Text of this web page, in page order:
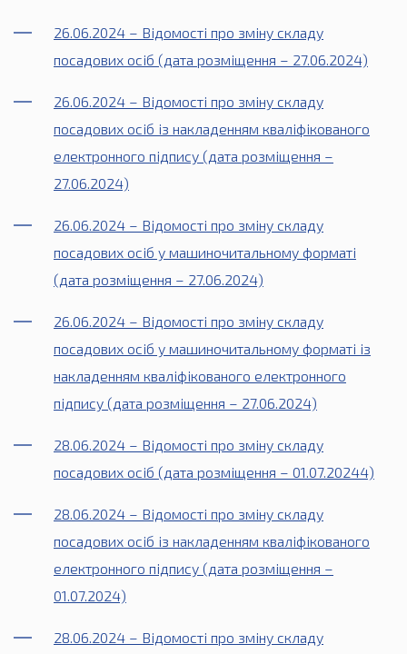
26.06.2024 – Відомості про зміну складу
посадових осіб (дата розміщення – 27.06.2024)
26.06.2024 – Відомості про зміну складу
посадових осіб із накладенням кваліфікованого
електронного підпису (дата розміщення –
27.06.2024)
26.06.2024 – Відомості про зміну складу
посадових осіб у машиночитальному форматі
(дата розміщення – 27.06.2024)
26.06.2024 – Відомості про зміну складу
посадових осіб у машиночитальному форматі із
накладенням кваліфікованого електронного
підпису (дата розміщення – 27.06.2024)
28.06.2024 – Відомості про зміну складу
посадових осіб (дата розміщення – 01.07.20244)
28.06.2024 – Відомості про зміну складу
посадових осіб із накладенням кваліфікованого
електронного підпису (дата розміщення –
01.07.2024)
28.06.2024 – Відомості про зміну складу